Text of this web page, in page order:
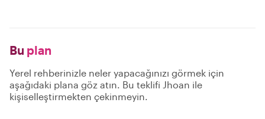
Bu plan
Yerel rehberinizle neler yapacağınızı görmek için
aşağıdaki plana göz atın. Bu teklifi Jhoan ile
kişiselleştirmekten çekinmeyin.